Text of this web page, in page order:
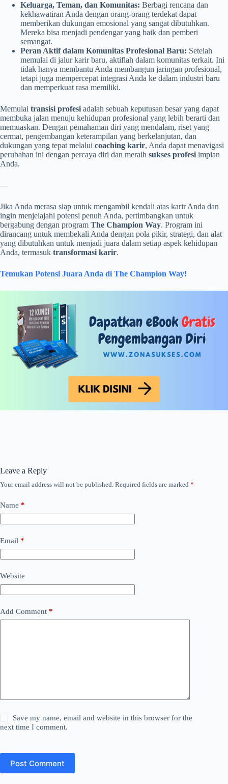
Keluarga, Teman, dan Komunitas: Berbagi rencana dan
kekhawatiran Anda dengan orang-orang terdekat dapat
memberikan dukungan emosional yang sangat dibutuhkan.
Mereka bisa menjadi pendengar yang baik dan pemberi
semangat.
Peran Aktif dalam Komunitas Profesional Baru: Setelah
memulai di jalur karir baru, aktiflah dalam komunitas terkait. Ini
tidak hanya membantu Anda membangun jaringan profesional,
tetapi juga mempercepat integrasi Anda ke dalam industri baru
dan memperkuat rasa memiliki.
Memulai transisi profesi adalah sebuah keputusan besar yang dapat
membuka jalan menuju kehidupan profesional yang lebih berarti dan
memuaskan. Dengan pemahaman diri yang mendalam, riset yang
cermat, pengembangan keterampilan yang berkelanjutan, dan
dukungan yang tepat melalui coaching karir, Anda dapat menavigasi
perubahan ini dengan percaya diri dan meraih sukses profesi impian
Anda.
—
Jika Anda merasa siap untuk mengambil kendali atas karir Anda dan
ingin menjelajahi potensi penuh Anda, pertimbangkan untuk
bergabung dengan program The Champion Way. Program ini
dirancang untuk membekali Anda dengan pola pikir, strategi, dan alat
yang dibutuhkan untuk menjadi juara dalam setiap aspek kehidupan
Anda, termasuk transformasi karir.
Temukan Potensi Juara Anda di The Champion Way!
Leave a Reply
Your email address will not be published. Required fields are marked *
Name *
Email *
Website
Add Comment *
Save my name, email and website in this browser for the
next time I comment.
Post Comment